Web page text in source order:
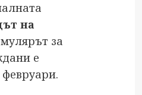
на
за
е